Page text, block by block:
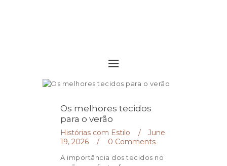
Os melhores tecidos
para o verão
Histórias com Estilo
June
19, 2026
0 Comments
A importância dos tecidos no